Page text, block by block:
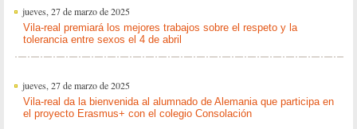
jueves, 27 de marzo de 2025
Vila-real premiará los mejores trabajos sobre el respeto y la
tolerancia entre sexos el 4 de abril
jueves, 27 de marzo de 2025
Vila-real da la bienvenida al alumnado de Alemania que participa en
el proyecto Erasmus+ con el colegio Consolación